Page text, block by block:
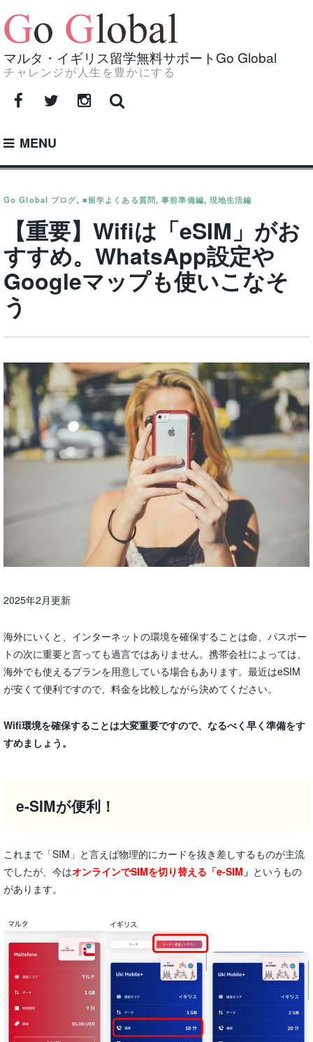
to
content
マルタ・イギリス留学無料サポートGo Global
チャレンジが人生を豊かにする
FacebookTwitterInstagram
MENU
Go Global ブログ, ■留学よくある質問,事前準備編,現地生活編
【重要】Wifiは「eSIM」がお
すすめ。WhatsApp設定や
Googleマップも使いこなそ
う
2025年2月更新
海外にいくと、インターネットの環境を確保することは命、パスポー
トの次に重要と言っても過言ではありません。携帯会社によっては、
海外でも使えるプランを用意している場合もあります。最近はeSIM
が安くて便利ですので、料金を比較しながら決めてください。
Wifi環境を確保することは大変重要ですので、なるべく早く準備をす
すめましょう。
e-SIMが便利！
これまで「SIM」と言えば物理的にカードを抜き差しするものが主流
でしたが、今はオンラインでSIMを切り替える「e-SIM」 というもの
があります。